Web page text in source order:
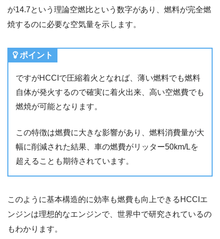
が14.7という理論空燃比という数字があり、燃料が完全燃
焼するのに必要な空気量を示します。
ポイント
ですがHCCIで圧縮着火となれば、薄い燃料でも燃料
自体が発火するので確実に着火出来、高い空燃費でも
燃焼が可能となります。
この特徴は燃費に大きな影響があり、燃料消費量が大
幅に削減された結果、車の燃費がリッター50km/Lを
超えることも期待されています。
このように基本構造的に効率も燃費も向上できるHCCIエ
ンジンは理想的なエンジンで、世界中で研究されているの
もわかります。